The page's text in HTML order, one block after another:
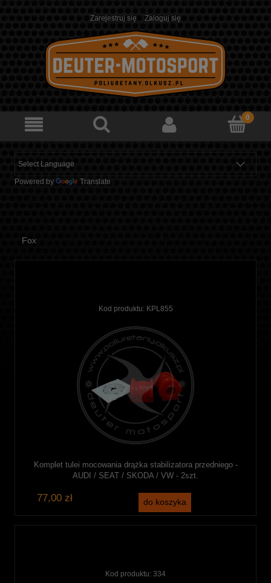
Zarejestruj się Zaloguj się
Powered by Translate
Fox
Kod produktu: KPL855
Komplet tulei mocowania drążka stabilizatora przedniego -
AUDI / SEAT / SKODA / VW - 2szt.
77,00 zł do koszyka
Kod produktu: 334